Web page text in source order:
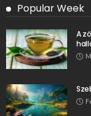
Popular Week
A